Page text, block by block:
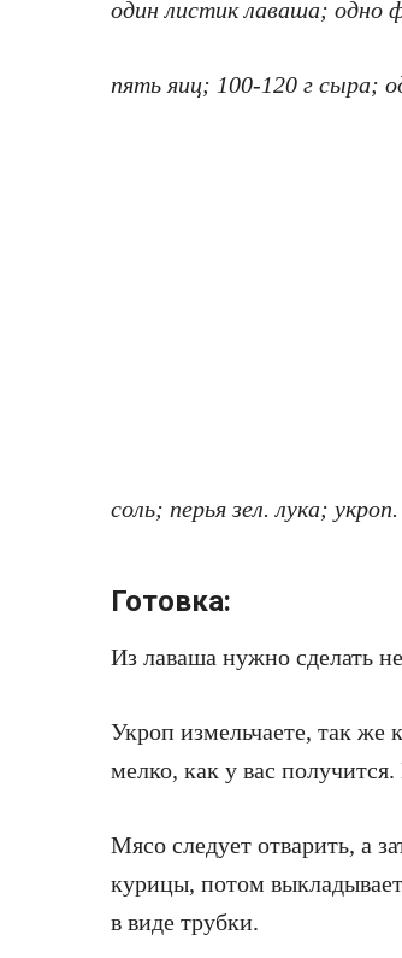
один листик лаваша; одно
пять яиц; 100-120 г сыра;
соль; перья зел. лука; укроп.
Готовка:
Из лаваша нужно сделать
Укроп измельчаете, так же
мелко, как у вас
Мясо следует отварить, а
курицы, потом
в виде трубки.